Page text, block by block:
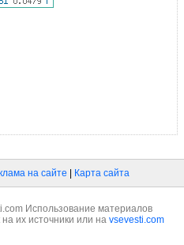
на сайте Карта сайта
Использование материалов
их источники или на vsevesti.com